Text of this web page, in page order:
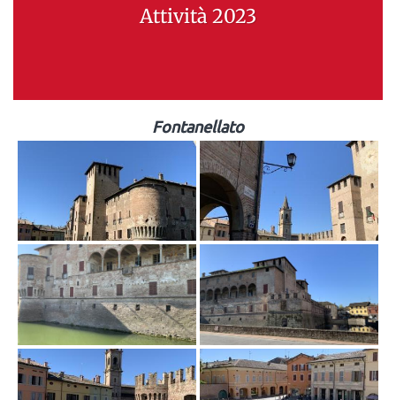
Attività 2023
Fontanellato